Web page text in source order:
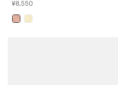
¥8,550